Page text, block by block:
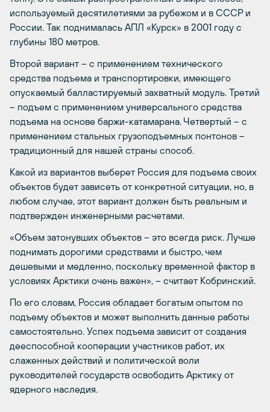
используемый десятилетиями за рубежом и в СССР и
России. Так поднималась АПЛ «Курск» в 2001 году с
глубины 180 метров.
Второй вариант – с применением технического
средства подъема и транспортировки, имеющего
опускаемый балластируемый захватный модуль. Третий
– подъем с применением универсального средства
подъема на основе баржи-катамарана. Четвертый – с
применением стальных грузоподъемных понтонов –
традиционный для нашей страны способ.
Какой из вариантов выберет Россия для подъема своих
объектов будет зависеть от конкретной ситуации, но, в
любом случае, этот вариант должен быть реальным и
подтвержден инженерными расчетами.
«Объем затонувших объектов – это всегда риск. Лучше
поднимать дорогими средствами и быстро, чем
дешевыми и медленно, поскольку временной фактор в
условиях Арктики очень важен», – считает Кобринский.
По его словам, Россия обладает богатым опытом по
подъему объектов и может выполнить данные работы
самостоятельно. Успех подъема зависит от создания
дееспособной кооперации участников работ, их
слаженных действий и политической воли
руководителей государств освободить Арктику от
ядерного наследия.